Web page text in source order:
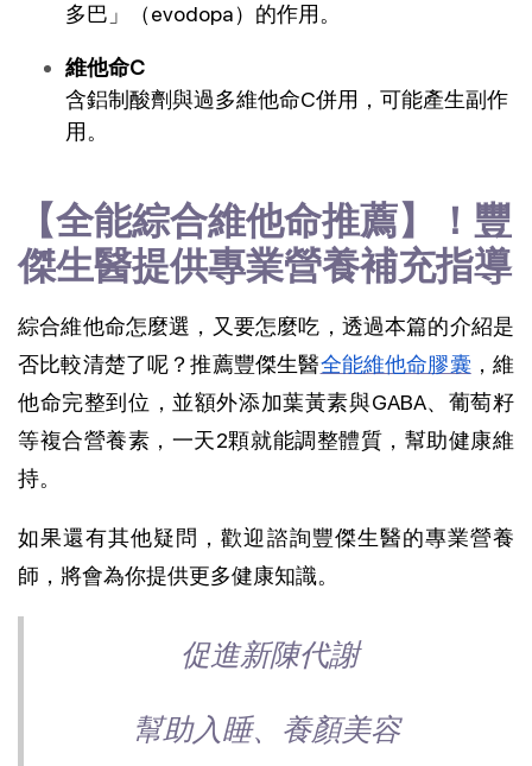
多巴」（evodopa）的作用。
維他命C
含鋁制酸劑與過多維他命C併用，可能產生副作
用。
【全能綜合維他命推薦】！豐
傑生醫提供專業營養補充指導
綜合維他命怎麼選，又要怎麼吃，透過本篇的介紹是
否比較清楚了呢？推薦豐傑生醫全能維他命膠囊，維
他命完整到位，並額外添加葉黃素與GABA、葡萄籽
等複合營養素，一天2顆就能調整體質，幫助健康維
持。
如果還有其他疑問，歡迎諮詢豐傑生醫的專業營養
師，將會為你提供更多健康知識。
促進新陳代謝
幫助入睡、養顏美容